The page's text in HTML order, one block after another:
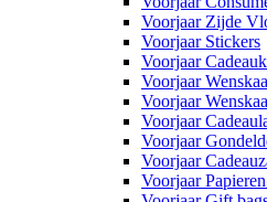
Voorjaar Zijde
Voorjaar Stickers
Voorjaar
Voorjaar
Voorjaar
Voorjaar
Voorjaar
Voorjaar
Voorjaar